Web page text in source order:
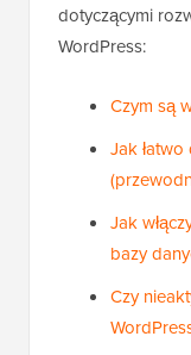
dotyczącymi
WordPress:
Czym są
Jak
Jak
bazy
Czy